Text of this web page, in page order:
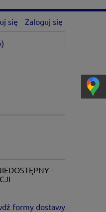
się Zaloguj się
-
formy dostawy